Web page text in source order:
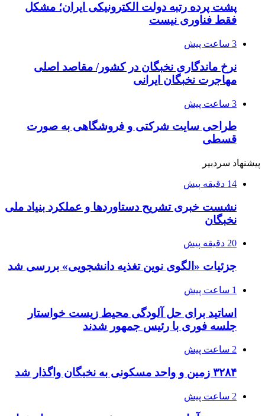
پشت پرده رتبه دولت الکترونیکی ایران؛ مشکل
فقط فناوری نیست
3 ساعت پیش
نرخ ماندگاری نخبگان در کشور/ مقاصد اصلی
مهاجرت نخبگان ایرانی
3 ساعت پیش
طراحی سایت شرکتی و فروشگاهی به صورت
قسطی
پیشنهاد سردبیر
14 دقیقه پیش
نشست خبری تشریح دستاوردها و عملکرد بنیاد ملی
نخبگان
20 دقیقه پیش
جزئیات «الگوی نوین تغذیه دانشجویی» بررسی شد
1 ساعت پیش
اساتید برای حل آلودگی محیط زیست خواستار
جلسه فوری با رئیس جمهور شدند
2 ساعت پیش
۳۲۸۴ زمین و واحد مسکونی به نخبگان واگذار شد
2 ساعت پیش